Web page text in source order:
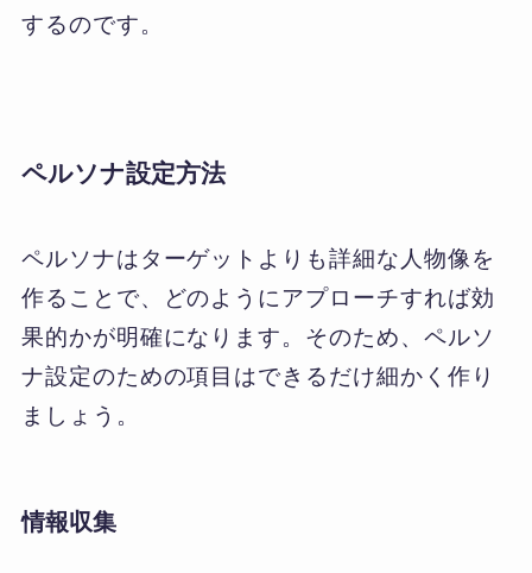
するのです。
ペルソナ設定方法
ペルソナはターゲットよりも詳細な人物像を
作ることで、どのようにアプローチすれば効
果的かが明確になります。そのため、ペルソ
ナ設定のための項目はできるだけ細かく作り
ましょう。
情報収集